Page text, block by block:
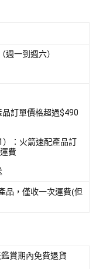
週一到週六）
訂單價格超過$490
）：火箭速配產品訂
費
品，僅收一次運費(但
賞期內免費退貨